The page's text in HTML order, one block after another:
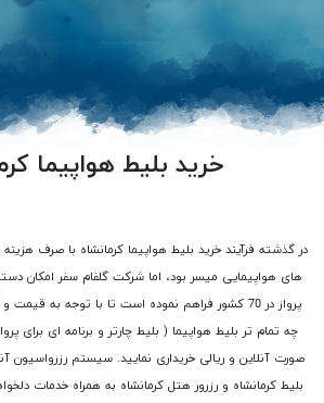
خرید بلیط هواپیما
در گذشته فرآیند خرید بلیط هواپیما کرمانشاه با صرف
پرواز در 70 کشور فراهم نموده است تا با توجه به
چه تمام تر بلیط هواپیما ( بلیط چارتر و برنامه ای برای
صورت آنلاین و ریالی خریداری نمایید. سیستم رزرواسیون
بلیط کرمانشاه و رزرور هتل کرمانشاه به همراه خدمات